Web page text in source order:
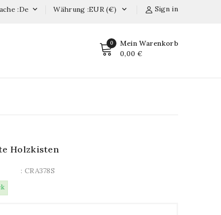
Sign in
Währung :EUR (€) 
:de 
0 Mein Warenkorb
0,00 €
Holzkisten
: CRA378S